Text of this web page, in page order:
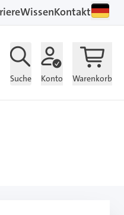
WissenKontakt
Suche Konto Warenkorb